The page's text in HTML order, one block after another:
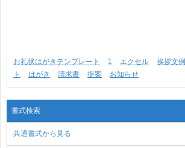
お礼状はがきテンプレート 1 エクセル 挨拶文例
ト
はがき 請求書 提案 お知らせ
書式検索
共通書式から見る